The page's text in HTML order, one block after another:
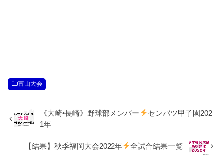
富山大会
《大崎•長崎》野球部メンバー
センバツ甲子園202
1年
【結果】秋季福岡大会2022年 全試合結果一覧